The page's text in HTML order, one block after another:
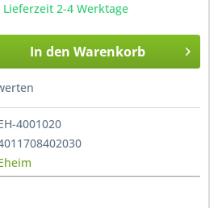
2-4 Werktage
In den Warenkorb
4001020